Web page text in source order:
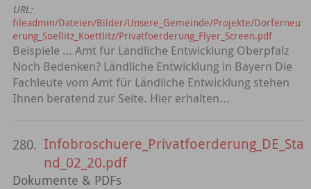
URL:
fileadmin/Dateien/Bilder/Unsere_Gemeinde/Projekte/Dorferneu
erung_Soellitz_Koettlitz/Privatfoerderung_Flyer_Screen.pdf
Beispiele … Amt für Ländliche Entwicklung Oberpfalz
Noch Bedenken? Ländliche Entwicklung in Bayern Die
Fachleute vom Amt für Ländliche Entwicklung stehen
Ihnen beratend zur Seite. Hier erhalten...
280. Infobroschuere_Privatfoerderung_DE_Sta
nd_02_20.pdf
Dokumente & PDFs